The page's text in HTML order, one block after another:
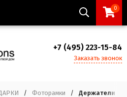
0
+7 (495) 223-15-84
Заказать звонок
/ Фоторамки / Держатели